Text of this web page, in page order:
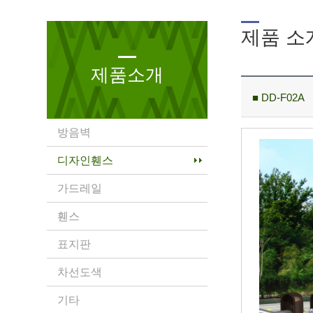
제품소개
방음벽
디자인휀스
가드레일
휀스
표지판
차선도색
기타
제품 소
■ DD-F02A